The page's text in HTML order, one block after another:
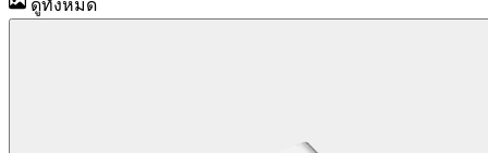
ดูทั้งหมด